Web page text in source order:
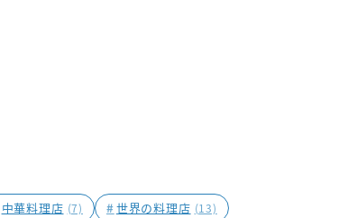
中華料理店 (7) #世界の料理店 (13)